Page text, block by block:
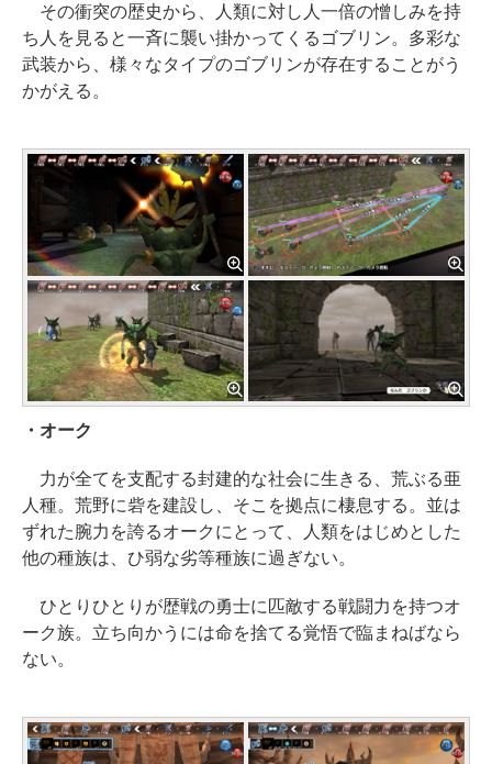
その衝突の歴史から、人類に対し人一倍の憎しみを持
ち人を見ると一斉に襲い掛かってくるゴブリン。多彩な
武装から、様々なタイプのゴブリンが存在することがう
かがえる。
・オーク
力が全てを支配する封建的な社会に生きる、荒ぶる亜
人種。荒野に砦を建設し、そこを拠点に棲息する。並は
ずれた腕力を誇るオークにとって、人類をはじめとした
他の種族は、ひ弱な劣等種族に過ぎない。
ひとりひとりが歴戦の勇士に匹敵する戦闘力を持つオ
ーク族。立ち向かうには命を捨てる覚悟で臨まねばなら
ない。